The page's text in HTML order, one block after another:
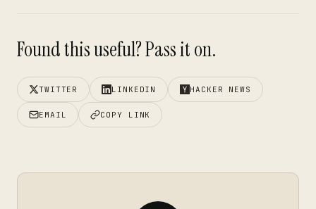
Found this useful? Pass it on.
TWITTER LINKEDIN HACKER NEWS
EMAIL COPY LINK